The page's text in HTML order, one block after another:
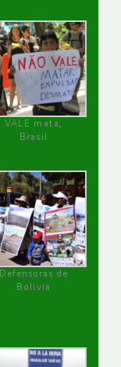
VALE mata,
Brasil
Defensoras de
Bolivia